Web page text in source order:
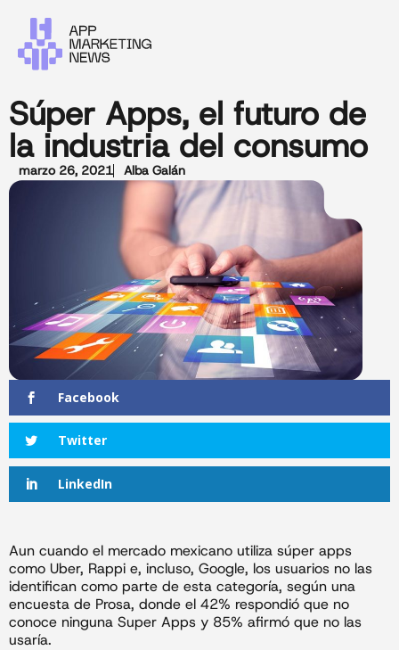
Súper Apps, el futuro de
la industria del consumo
marzo 26, 2021 Alba Galán
Facebook
Twitter
LinkedIn
Aun cuando el mercado mexicano utiliza súper apps
como Uber, Rappi e, incluso, Google, los usuarios no las
identifican como parte de esta categoría, según una
encuesta de Prosa, donde el 42% respondió que no
conoce ninguna Super Apps y 85% afirmó que no las
usaría.